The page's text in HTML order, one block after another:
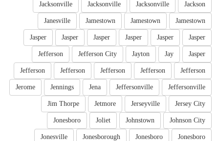
Jackson
Jacksonville
Jacksonville
Jacksonville
Jamestown
Jamestown
Jamestown
Janesville
Jasper
Jasper
Jasper
Jasper
Jasper
Jasper
Jasper
Jay
Jayton
Jefferson City
Jefferson
Jefferson
Jefferson
Jefferson
Jefferson
Jefferson
Jeffersonville
Jeffersonville
Jena
Jennings
Jerome
Jersey City
Jerseyville
Jetmore
Jim Thorpe
Johnson City
Johnstown
Joliet
Jonesboro
Jonesboro
Jonesboro
Jonesborough
Jonesville